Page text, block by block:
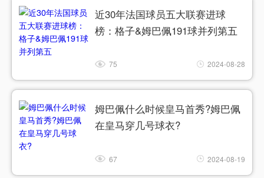
近30年法国球员五大联赛进球
榜：格子&姆巴佩191球并列第五
75 2024-08-28
姆巴佩什么时候皇马首秀?姆巴佩
在皇马穿几号球衣?
67 2024-08-19